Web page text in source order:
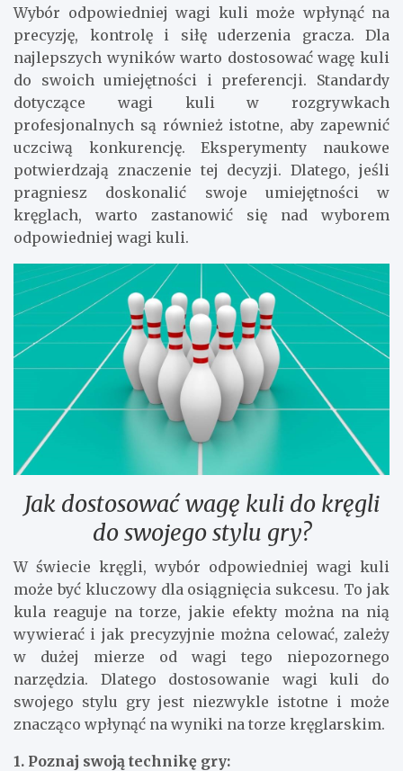
Wybór odpowiedniej wagi kuli może wpłynąć na
precyzję, kontrolę i siłę uderzenia gracza. Dla
najlepszych wyników warto dostosować wagę kuli
do swoich umiejętności i preferencji. Standardy
dotyczące wagi kuli w rozgrywkach
profesjonalnych są również istotne, aby zapewnić
uczciwą konkurencję. Eksperymenty naukowe
potwierdzają znaczenie tej decyzji. Dlatego, jeśli
pragniesz doskonalić swoje umiejętności w
kręglach, warto zastanowić się nad wyborem
odpowiedniej wagi kuli.
Jak dostosować wagę kuli do kręgli
do swojego stylu gry?
W świecie kręgli, wybór odpowiedniej wagi kuli
może być kluczowy dla osiągnięcia sukcesu. To jak
kula reaguje na torze, jakie efekty można na nią
wywierać i jak precyzyjnie można celować, zależy
w dużej mierze od wagi tego niepozornego
narzędzia. Dlatego dostosowanie wagi kuli do
swojego stylu gry jest niezwykle istotne i może
znacząco wpłynąć na wyniki na torze kręglarskim.
1. Poznaj swoją technikę gry: